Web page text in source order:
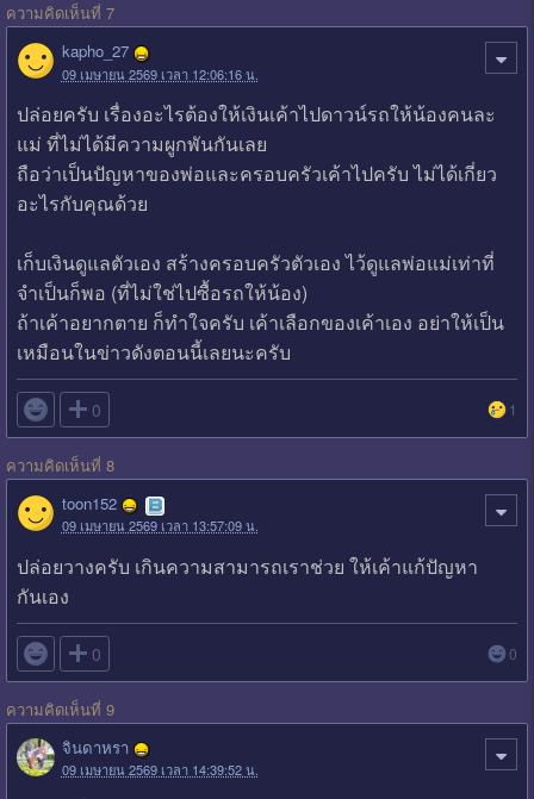
ความคิดเห็นที่ 7
kapho_27
09 เมษายน 2569 เวลา 12:06:16 น.
ปล่อยครับ เรื่องอะไรต้องให้เงินเค้าไปดาวน์รถให้น้องคนละ
แม่ ที่ไม่ได้มีความผูกพันกันเลย
ถือว่าเป็นปัญหาของพ่อและครอบครัวเค้าไปครับ ไม่ได้เกี่ยว
อะไรกับคุณด้วย
เก็บเงินดูแลตัวเอง สร้างครอบครัวตัวเอง ไว้ดูแลพ่อแม่เท่าที่
จำเป็นก็พอ (ที่ไม่ใช่ไปซื้อรถให้น้อง)
ถ้าเค้าอยากตาย ก็ทำใจครับ เค้าเลือกของเค้าเอง อย่าให้เป็น
เหมือนในข่าวดังตอนนี้เลยนะครับ
 0 1
ความคิดเห็นที่ 8
toon152
09 เมษายน 2569 เวลา 13:57:09 น.
ปล่อยวางครับ เกินความสามารถเราช่วย ให้เค้าแก้ปัญหา
กันเอง
 0 0
ความคิดเห็นที่ 9
จินดาหรา
09 เมษายน 2569 เวลา 14:39:52 น.